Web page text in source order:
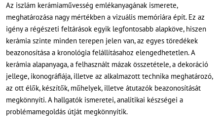
Az iszlám kerámiaművesség emlékanyagának ismerete,
meghatározása nagy mértékben a vizuális memóriára épít. Ez az
igény a régészeti feltárások egyik legfontosabb alapköve, hiszen
kerámia szinte minden terepen jelen van, az egyes töredékek
beazonosítása a kronológia felállításahoz elengedhetetlen. A
kerámia alapanyaga, a felhasznált mázak összetétele, a dekoráció
jellege, ikonográfiája, illetve az alkalmazott technika meghatározó,
az ott élők, készítők, műhelyek, illetve átutazók beazonosítását
megkönnyíti. A hallgatók ismeretei, analitikai készségei a
problémamegoldás útját megkönnyítik.